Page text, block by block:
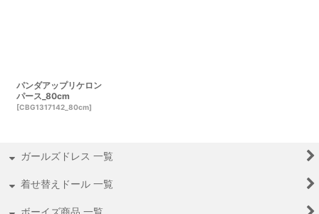
パンダアップリケロン
パース_80cm
[CBG1317142_80cm]
ガールズドレス 一覧
着せ替えドール 一覧
ボーイズ商品 一覧